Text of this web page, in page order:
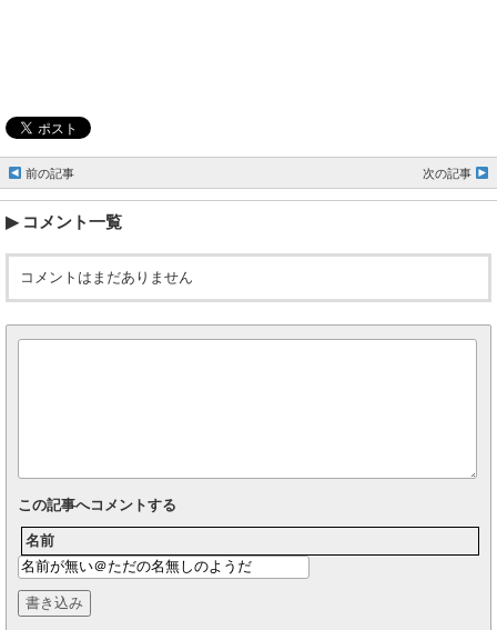
前の記事 次の記事
コメント一覧
コメントはまだありません
この記事へコメントする
名前